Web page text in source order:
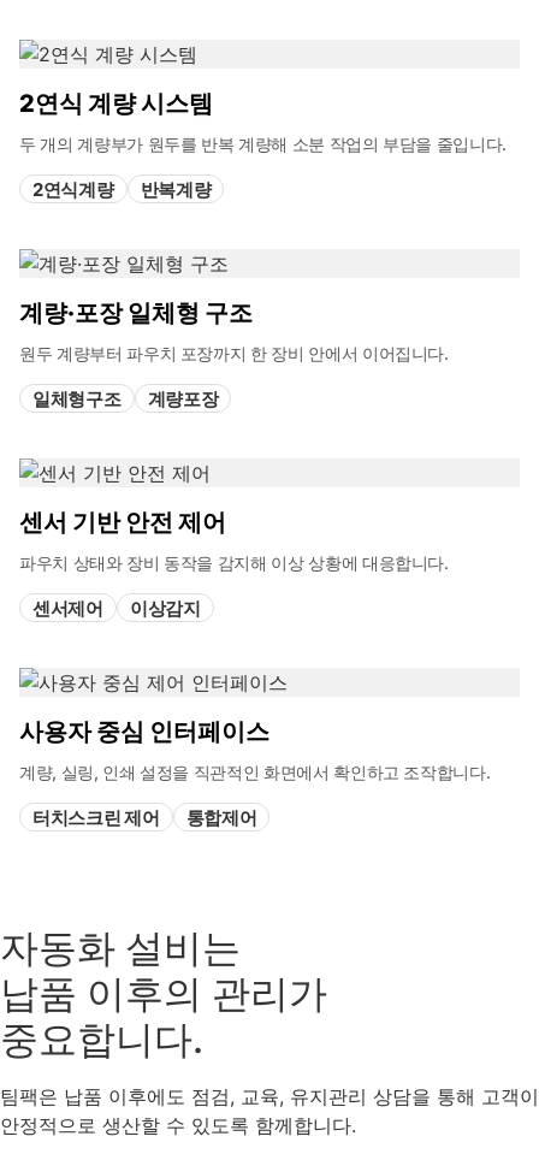
2연식 계량 시스템
두 개의 계량부가 원두를 반복 계량해 소분 작업의 부담을 줄입니다.
2연식계량 반복계량
계량·포장 일체형 구조
원두 계량부터 파우치 포장까지 한 장비 안에서 이어집니다.
일체형구조 계량포장
센서 기반 안전 제어
파우치 상태와 장비 동작을 감지해 이상 상황에 대응합니다.
센서제어 이상감지
사용자 중심 인터페이스
계량, 실링, 인쇄 설정을 직관적인 화면에서 확인하고 조작합니다.
터치스크린 제어 통합제어
자동화 설비는
납품 이후의 관리가
중요합니다.
팀팩은 납품 이후에도 점검, 교육, 유지관리 상담을 통해 고객이
안정적으로 생산할 수 있도록 함께합니다.